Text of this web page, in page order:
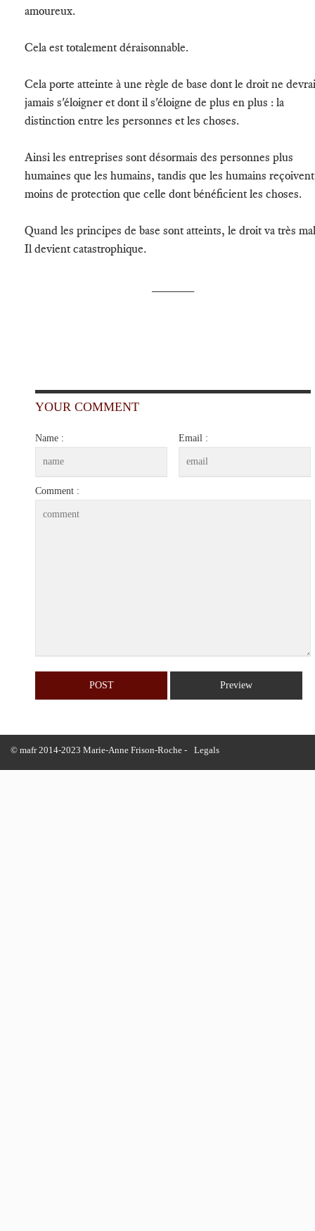
amoureux.
Cela est totalement déraisonnable.
Cela porte atteinte à une règle de base dont le droit ne
jamais s'éloigner et dont il s'éloigne de plus en plus : la
distinction entre les personnes et les choses.
Ainsi les entreprises sont désormais des personnes plus
humaines que les humains, tandis que les humains reçoivent
moins de protection que celle dont bénéficient les choses.
Quand les principes de base sont atteints, le droit va très
Il devient catastrophique.
YOUR COMMENT
Name : Email :
Comment :
© mafr 2014-2023 Marie-Anne Frison-Roche - Legals